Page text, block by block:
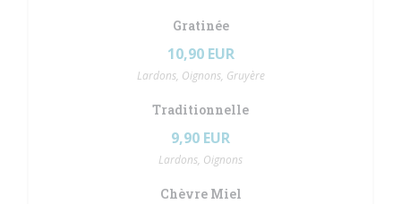
Gratinée
10,90 EUR
Lardons, Oignons, Gruyère
Traditionnelle
9,90 EUR
Lardons, Oignons
Chèvre Miel